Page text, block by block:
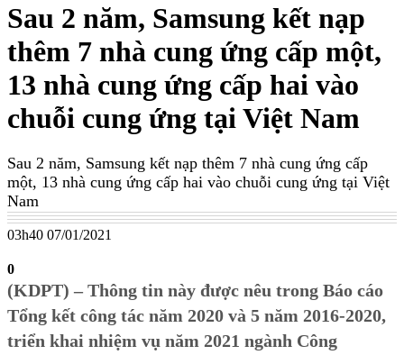
Sau 2 năm, Samsung kết nạp
thêm 7 nhà cung ứng cấp một,
13 nhà cung ứng cấp hai vào
chuỗi cung ứng tại Việt Nam
Sau 2 năm, Samsung kết nạp thêm 7 nhà cung ứng cấp
một, 13 nhà cung ứng cấp hai vào chuỗi cung ứng tại Việt
Nam
03h40 07/01/2021
0
(KDPT) – Thông tin này được nêu trong Báo cáo
Tổng kết công tác năm 2020 và 5 năm 2016-2020,
triển khai nhiệm vụ năm 2021 ngành Công